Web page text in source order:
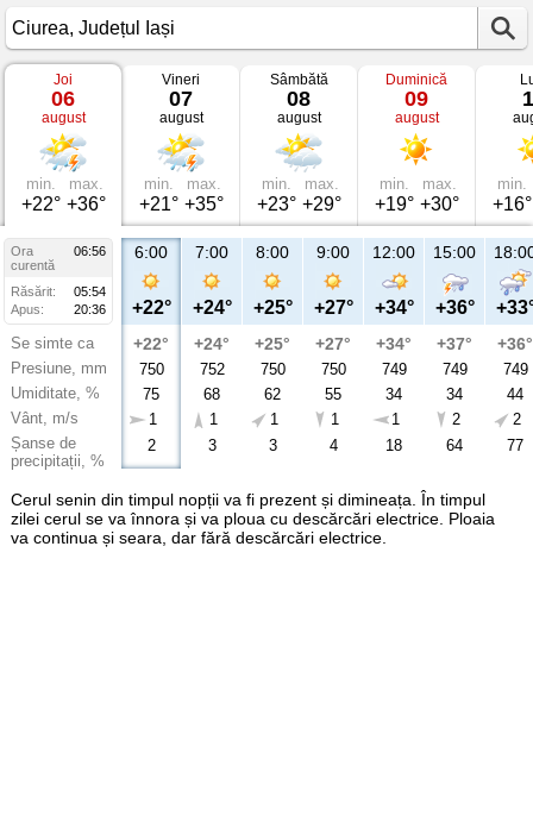
Vremea
Ciurea
Județul
Iași
Joi
06
august
min.
+22°
max.
+36°
Vineri
07
august
min.
+21°
max.
+35°
Sâmbătă
08
august
min.
+23°
max.
+29°
Duminică
09
august
min.
+19°
max.
+30°
min.
+16°
Ora
06:56
curentă
Răsărit:
05:54
Apus:
20:36
Se simte ca
Presiune, mm
Umiditate, %
Vânt, m/s
Șanse de
precipitații, %
6:00
+22°
+22°
750
75
1
2
7:00
+24°
+24°
752
68
1
3
8:00
+25°
+25°
750
62
1
3
9:00
+27°
+27°
750
55
1
4
12:00
+34°
+34°
749
34
1
18
15:00
+36°
+37°
749
34
2
64
+36°
749
44
2
77
Cerul senin din timpul nopții va fi prezent și dimineața. În timpul
zilei cerul se va înnora și va ploua cu descărcări electrice. Ploaia
va continua și seara, dar fără descărcări electrice.